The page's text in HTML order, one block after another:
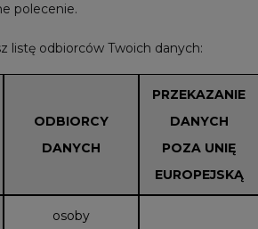
polecenie.
listę odbiorców Twoich danych:
ODBIORCY
DANYCH
PRZEKAZANIE
DANYCH
POZA UNIĘ
EUROPEJSKĄ
osoby